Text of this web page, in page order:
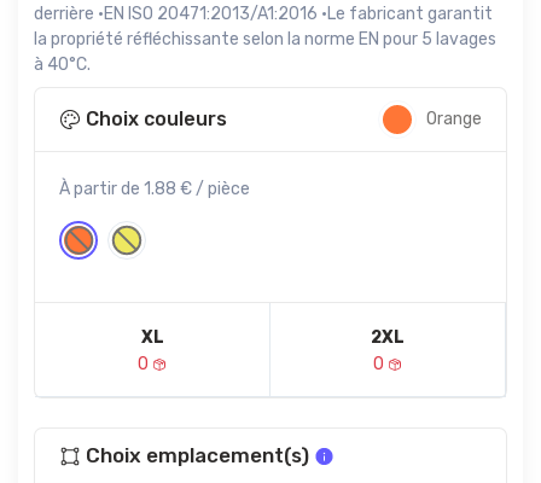
derrière ·EN ISO 20471:2013/A1:2016 ·Le fabricant garantit
la propriété réfléchissante selon la norme EN pour 5 lavages
à 40°C.
Choix couleurs Orange
À partir de 1.88 € / pièce
XL
0
2XL
0
Choix emplacement(s)